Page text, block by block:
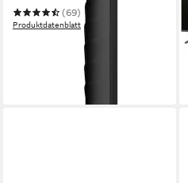
(69)
Produktdatenblatt
UVP
mtl. in 48 Raten
in 2-4 Werktagen bei dir